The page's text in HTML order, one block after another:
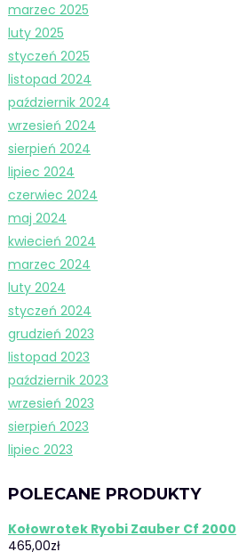
marzec 2025
luty 2025
styczeń 2025
listopad 2024
październik 2024
wrzesień 2024
sierpień 2024
lipiec 2024
czerwiec 2024
maj 2024
kwiecień 2024
marzec 2024
luty 2024
styczeń 2024
grudzień 2023
listopad 2023
październik 2023
wrzesień 2023
sierpień 2023
lipiec 2023
POLECANE PRODUKTY
Kołowrotek Ryobi Zauber Cf 2000
465,00zł